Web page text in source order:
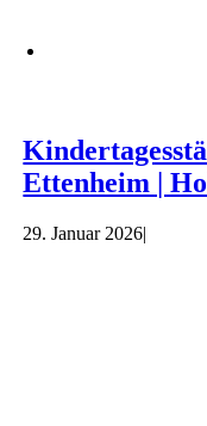
Ettenheim |
29. Januar 2026|